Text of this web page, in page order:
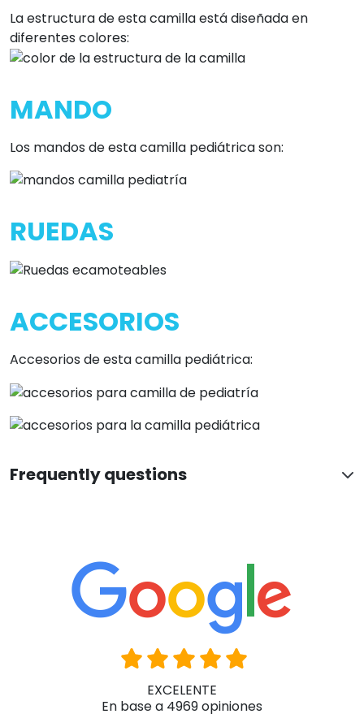
La estructura de esta camilla está diseñada en
diferentes colores:
MANDO
Los mandos de esta camilla pediátrica son:
RUEDAS
ACCESORIOS
Accesorios de esta camilla pediátrica:
Frequently questions
EXCELENTE
En base a 4969 opiniones